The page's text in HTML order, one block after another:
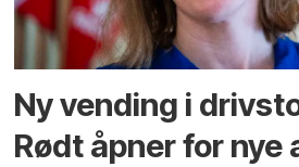
Ny vending i
Rødt åpner for